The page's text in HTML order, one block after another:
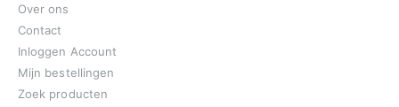
Over ons
Contact
Inloggen Account
Mijn bestellingen
Zoek producten